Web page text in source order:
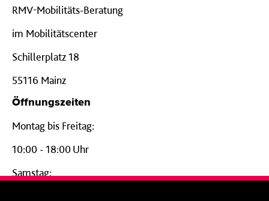
RMV-Mobilitäts-Beratung
im Mobilitätscenter
Schillerplatz 18
55116 Mainz
Öffnungszeiten
Montag bis Freitag:
10:00 - 18:00 Uhr
Samstag: